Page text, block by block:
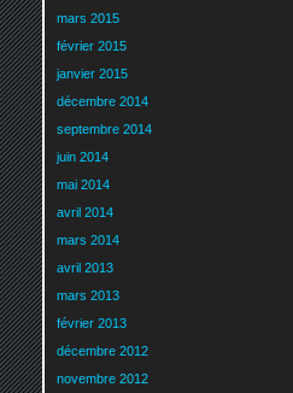
mars 2015
février 2015
janvier 2015
décembre 2014
septembre 2014
juin 2014
mai 2014
avril 2014
mars 2014
avril 2013
mars 2013
février 2013
décembre 2012
novembre 2012